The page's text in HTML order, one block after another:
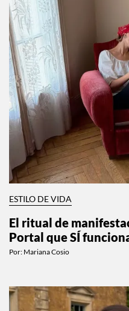
ESTILO DE VIDA
El ritual de
Portal que SÍ
Por: Mariana Cosio